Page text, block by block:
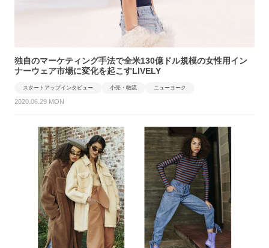
独自のマーケティング手法で全米130億ドル規模の女性用イン
ナーウェア市場に変化を起こすLIVELY
スタートアップインタビュー 小売・物流 ニューヨーク
2020.06.29 MON